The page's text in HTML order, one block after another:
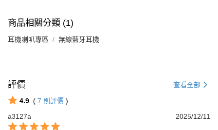
商品相關分類 (1)
耳機喇叭專區 無線藍牙耳機
評價 查看全部
4.9 ( 7 則評價 )
a3127a
2025/12/11